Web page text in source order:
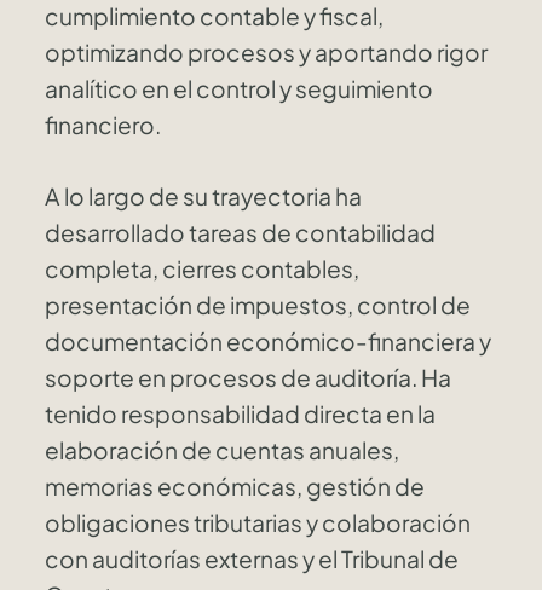
cumplimiento contable y fiscal,
optimizando procesos y aportando rigor
analítico en el control y seguimiento
financiero.
A lo largo de su trayectoria ha
desarrollado tareas de contabilidad
completa, cierres contables,
presentación de impuestos, control de
documentación económico-financiera y
soporte en procesos de auditoría. Ha
tenido responsabilidad directa en la
elaboración de cuentas anuales,
memorias económicas, gestión de
obligaciones tributarias y colaboración
con auditorías externas y el Tribunal de